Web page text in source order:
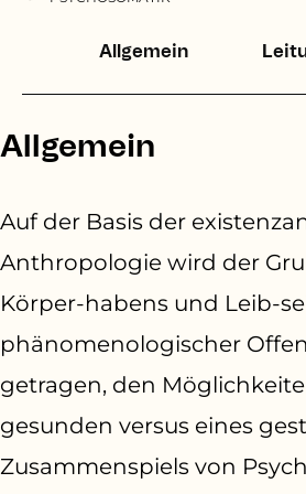
Allgemein
Allgemein
Auf der Basis der
Anthropologie wird der
Körper-habens und Leib-
phänomenologischer
getragen, den
gesunden versus eines
Zusammenspiels von